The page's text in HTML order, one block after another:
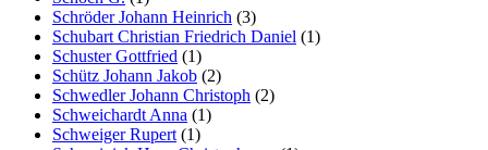
Schröder Johann Heinrich (3)
Schubart Christian Friedrich Daniel (1)
Schuster Gottfried (1)
Schütz Johann Jakob (2)
Schwedler Johann Christoph (2)
Schweichardt Anna (1)
Schweiger Rupert (1)